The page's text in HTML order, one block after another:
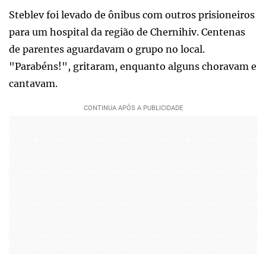
Steblev foi levado de ônibus com outros prisioneiros
para um hospital da região de Chernihiv. Centenas
de parentes aguardavam o grupo no local.
"Parabéns!", gritaram, enquanto alguns choravam e
cantavam.